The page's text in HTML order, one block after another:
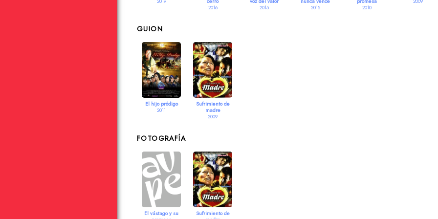
2016 2015 2015 2010
GUION
El hijo pródigo
2011
Sufrimiento de
madre
2009
FOTOGRAFÍA
El vástago y su
Sufrimiento de